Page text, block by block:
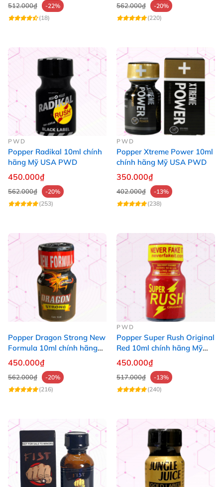
512.000₫
-22%
(18)
562.000₫
-20%
(220)
PWD
Popper Radikal 10ml chính
hãng Mỹ USA PWD
450.000₫
562.000₫
-20%
(253)
PWD
Popper Xtreme Power 10ml
chính hãng Mỹ USA PWD
350.000₫
402.000₫
-13%
(238)
Popper Dragon Strong New
Formula 10ml chính hãng
Mỹ dành cho Top Bot
450.000₫
562.000₫
-20%
(216)
PWD
Popper Super Rush Original
Red 10ml chính hãng Mỹ
USA PWD
450.000₫
517.000₫
-13%
(240)